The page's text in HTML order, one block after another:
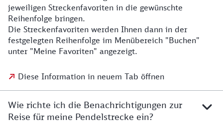
jeweiligen Streckenfavoriten in die gewünschte
Reihenfolge bringen.
Die Streckenfavoriten werden Ihnen dann in der
festgelegten Reihenfolge im Menübereich "Buchen"
unter "Meine Favoriten" angezeigt.
Diese Information in neuem Tab öffnen
Wie richte ich die Benachrichtigungen zur
Reise für meine Pendelstrecke ein?